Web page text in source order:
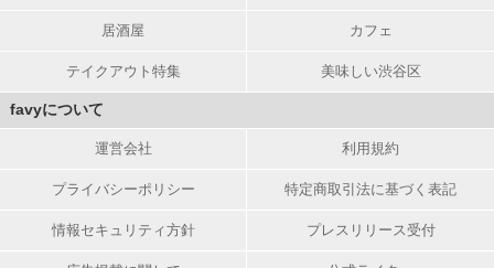
居酒屋 カフェ
テイクアウト特集 美味しい渋谷区
favyについて
運営会社 利用規約
プライバシーポリシー 特定商取引法に基づく表記
情報セキュリティ方針 プレスリリース受付